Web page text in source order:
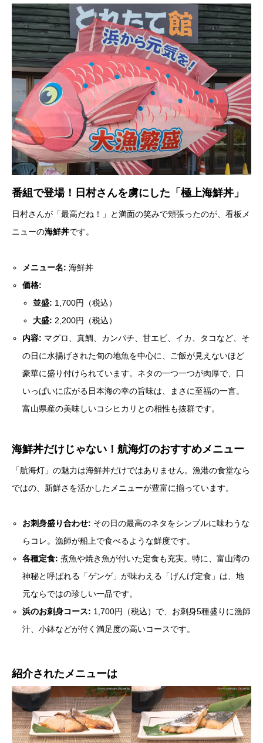
番組で登場！日村さんを虜にした「極上海鮮丼」
日村さんが「最高だね！」と満面の笑みで頬張ったのが、看板メ
ニューの海鮮丼です。
メニュー名: 海鮮丼
価格:
並盛: 1,700円（税込）
大盛: 2,200円（税込）
内容: マグロ、真鯛、カンパチ、甘エビ、イカ、タコなど、そ
の日に水揚げされた旬の地魚を中心に、ご飯が見えないほど
豪華に盛り付けられています。ネタの一つ一つが肉厚で、口
いっぱいに広がる日本海の幸の旨味は、まさに至福の一言。
富山県産の美味しいコシヒカリとの相性も抜群です。
海鮮丼だけじゃない！航海灯のおすすめメニュー
「航海灯」の魅力は海鮮丼だけではありません。漁港の食堂なら
ではの、新鮮さを活かしたメニューが豊富に揃っています。
お刺身盛り合わせ: その日の最高のネタをシンプルに味わうな
らコレ。漁師が船上で食べるような鮮度です。
各種定食: 煮魚や焼き魚が付いた定食も充実。特に、富山湾の
神秘と呼ばれる「ゲンゲ」が味わえる「げんげ定食」は、地
元ならではの珍しい一品です。
浜のお刺身コース: 1,700円（税込）で、お刺身5種盛りに漁師
汁、小鉢などが付く満足度の高いコースです。
紹介されたメニューは